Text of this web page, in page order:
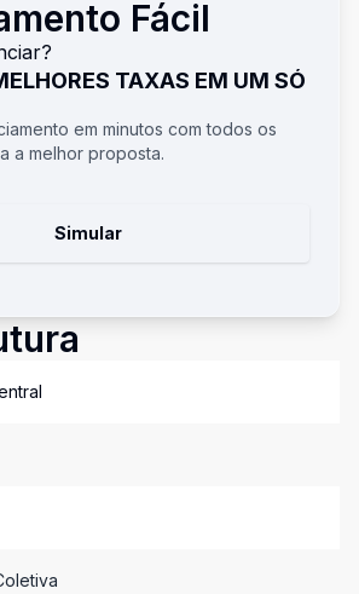
Fácil
TAXAS EM UM SÓ
em minutos com todos os
a melhor proposta.
Simular